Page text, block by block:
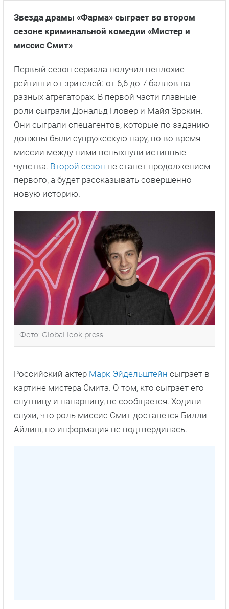
Звезда драмы «Фарма» сыграет во втором
сезоне криминальной комедии «Мистер и
миссис Смит»
Первый сезон сериала получил неплохие
рейтинги от зрителей: от 6,6 до 7 баллов на
разных агрегаторах. В первой части главные
роли сыграли Дональд Гловер и Майя Эрскин.
Они сыграли спецагентов, которые по заданию
должны были супружескую пару, но во время
миссии между ними вспыхнули истинные
чувства. Второй сезон не станет продолжением
первого, а будет рассказывать совершенно
новую историю.
Фото: Global look press
Российский актер Марк Эйдельштейн сыграет в
картине мистера Смита. О том, кто сыграет его
спутницу и напарницу, не сообщается. Ходили
слухи, что роль миссис Смит достанется Билли
Айлиш, но информация не подтвердилась.